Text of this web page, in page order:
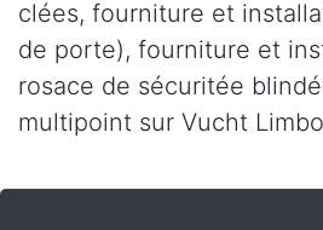
clées, fourniture et
de porte), fourniture et
rosace de sécuritée
multipoint sur Vucht